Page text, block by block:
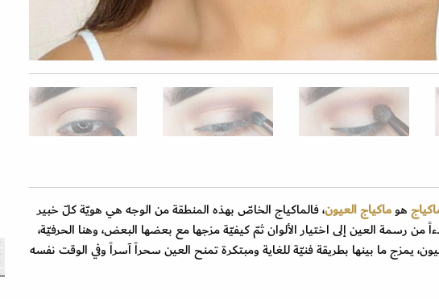
هوماكياج العيون، فالماكياج الخاصّ بهذه المنطقة من الوجه هي هويّة كلّ خبير
من رسمة العين إلى اختيار الألوان ثمّ كيفيّة مزجها مع بعضها البعض، وهنا الحرفيّة،
5 ألوان من ظلال العيون، يمزج ما بينها بطريقة فنيّة للغاية ومبتكرة تمنح العين سحراً آسراً وفي الوقت نفسه